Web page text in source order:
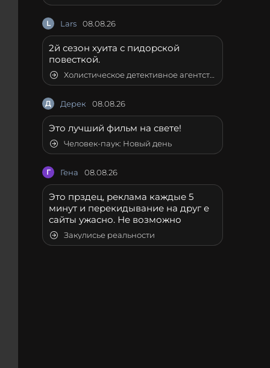
L Lars 08.08.26
2й сезон хуита с пидорской
повесткой.
Холистическое детективное агентство Дирка Джентли
Д Дерек 08.08.26
Это лучший фильм на свете!
Человек-паук: Новый день
Г Гена 08.08.26
Это прздец, реклама каждые 5
минут и перекидывание на друг е
сайты ужасно. Не возможно
Закулисье реальности